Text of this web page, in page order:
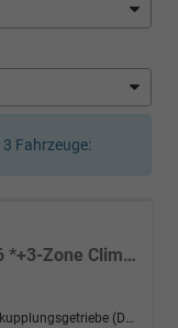
3 Fahrzeuge:
1.5 eTSI 150PS/110kW DSG7 2026 *+3-Zone Climatronic +ACC +Smart Amb*
Doppelkupplungsgetriebe (DSG)